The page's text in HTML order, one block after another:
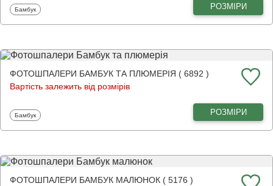
Фотошпалери
Бамбук РОЗМІРИ
ФОТОШПАЛЕРИ БАМБУК ТА ПЛЮМЕРІЯ ( 6892 )
Вартість залежить від розмірів
Фотошпалери
Бамбук РОЗМІРИ
ФОТОШПАЛЕРИ БАМБУК МАЛЮНОК ( 5176 )